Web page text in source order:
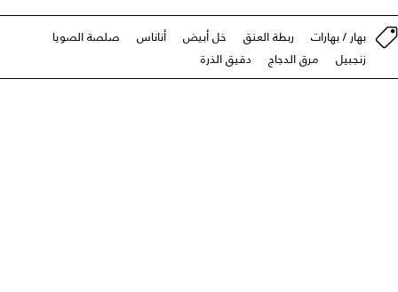
بهار / بهارات ربطة العنق خل أبيض أناناس
صلصة الصويا
زنجبيل
مرق الدجاج دقيق الذرة